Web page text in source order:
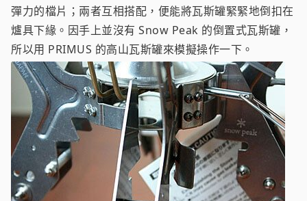
彈力的檔片；兩者互相搭配，便能將瓦斯罐緊緊地倒扣在
爐具下緣。因手上並沒有 Snow Peak 的倒置式瓦斯罐，
所以用 PRIMUS 的高山瓦斯罐來模擬操作一下。